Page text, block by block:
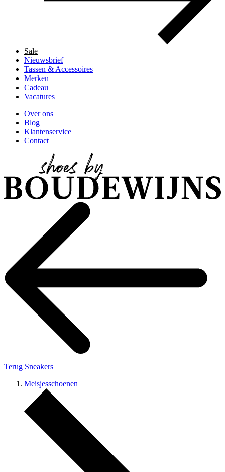
Sale
Nieuwsbrief
Tassen & Accessoires
Merken
Cadeau
Vacatures
Over ons
Blog
Klantenservice
Contact
Terug Sneakers
Meisjesschoenen